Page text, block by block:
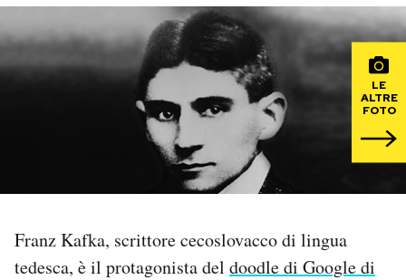
Altrecose
Mondiali calcio 2026
NEWSLETTER
I MIEI PREFERITI
LE
ALTRE
FOTO
Franz Kafka, scrittore cecoslovacco di lingua
tedesca, è il protagonista del doodle di Google di